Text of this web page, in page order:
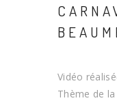
Vidéo
Thème de